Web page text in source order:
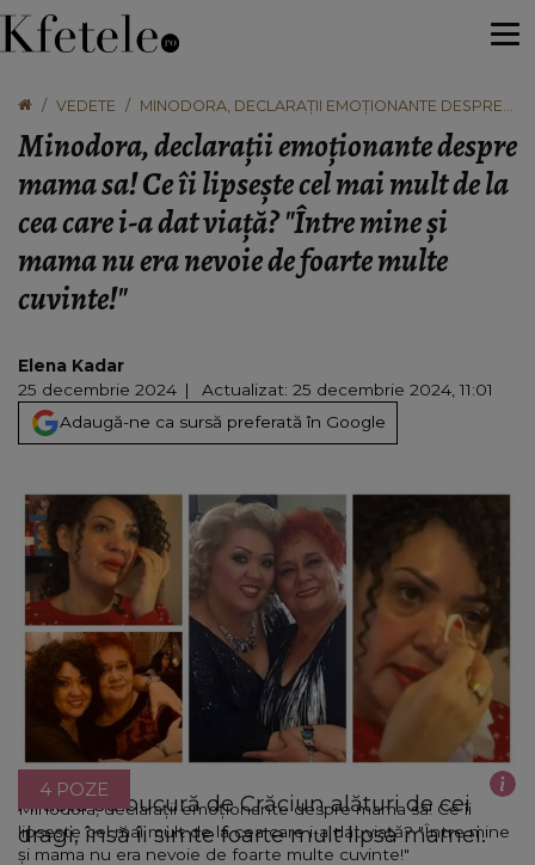
VEDETE
MINODORA, DECLARAȚII EMOȚIONANTE DESPRE
CARE I-A DAT VIAȚĂ? "ÎNTRE MINE ȘI MAMA NU ERA
NEVOIE DE FOARTE MULTE CUVINTE!"
Minodora, declarații emoționante despre
mama sa! Ce îi lipsește cel mai mult de la
cea care i-a dat viață? "Între mine și
mama nu era nevoie de foarte multe
cuvinte!"
Elena Kadar
25 decembrie 2024
Actualizat: 25 decembrie 2024, 11:01
Adaugă-ne ca sursă preferată în Google
Minodora, declarații emoționante despre mama sa! Ce îi
lipsește cel mai mult de la cea care i-a dat viață? "Între mine
și mama nu era nevoie de foarte multe cuvinte!"
4 POZE
Artista se bucură de Crăciun alături de cei
dragi, însă îi simte foarte mult lipsa mamei.